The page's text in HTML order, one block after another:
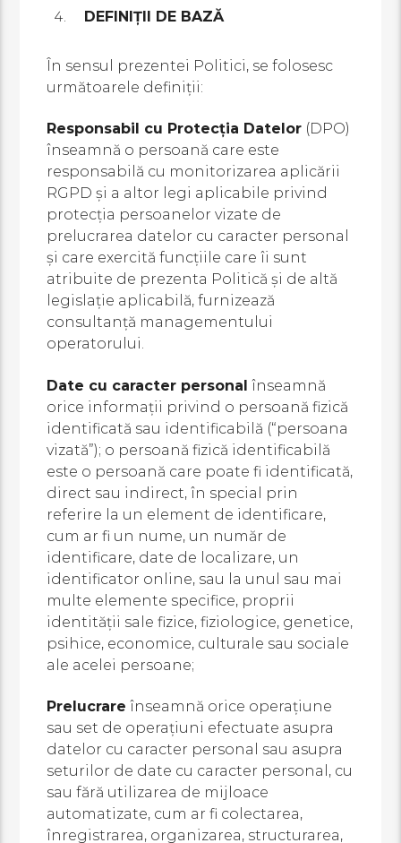
DEFINIŢII DE BAZĂ
În sensul prezentei Politici, se folosesc
următoarele definiţii:
Responsabil cu Protecţia Datelor (DPO)
înseamnă o persoană care este
responsabilă cu monitorizarea aplicării
RGPD şi a altor legi aplicabile privind
protecţia persoanelor vizate de
prelucrarea datelor cu caracter personal
şi care exercită funcţiile care îi sunt
atribuite de prezenta Politică şi de altă
legislaţie aplicabilă, furnizează
consultanţă managementului
operatorului.
Date cu caracter personal înseamnă
orice informaţii privind o persoană fizică
identificată sau identificabilă (“persoana
vizată”); o persoană fizică identificabilă
este o persoană care poate fi identificată,
direct sau indirect, în special prin
referire la un element de identificare,
cum ar fi un nume, un număr de
identificare, date de localizare, un
identificator online, sau la unul sau mai
multe elemente specifice, proprii
identităţii sale fizice, fiziologice, genetice,
psihice, economice, culturale sau sociale
ale acelei persoane;
Prelucrare înseamnă orice operaţiune
sau set de operaţiuni efectuate asupra
datelor cu caracter personal sau asupra
seturilor de date cu caracter personal, cu
sau fără utilizarea de mijloace
automatizate, cum ar fi colectarea,
înregistrarea, organizarea, structurarea,